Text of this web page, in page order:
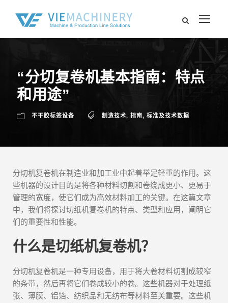
“分切复卷机基本指南：特点
和用途”
不干胶标签设备 制造技术, 指南, 标准及技术数据
分切机复卷机在制造业和加工业中起着举足轻重的作用。这
些机器的设计目的是将各种材料切割和卷绕成更小、更易于
管理的宽度，使它们成为高效材料加工的关键。在这篇文章
中，我们将探讨切纸机复卷机的特点、类型和应用，阐明它
们的重要性和性能。
什么是切纸机复卷机？
分切机复卷机是一种专用设备，用于将大卷材料切割成较窄
的条带，然后再将它们卷成较小的卷。这些机器对于处理纸
张、薄膜、铝箔、纺织品和无纺布等材料至关重要。这些机